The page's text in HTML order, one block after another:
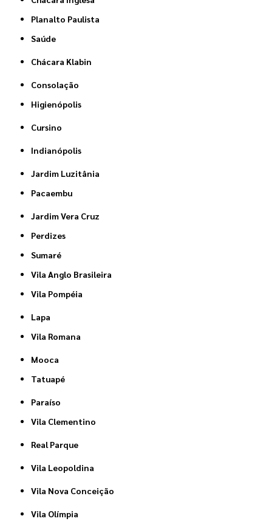
Planalto Paulista
Saúde
Chácara Klabin
Consolação
Higienópolis
Cursino
Indianópolis
Jardim Luzitânia
Pacaembu
Jardim Vera Cruz
Perdizes
Sumaré
Vila Anglo Brasileira
Vila Pompéia
Lapa
Vila Romana
Mooca
Tatuapé
Paraíso
Vila Clementino
Real Parque
Vila Leopoldina
Vila Nova Conceição
Vila Olímpia